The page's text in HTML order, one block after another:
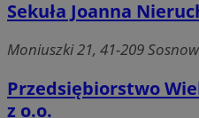
Sekuła Joanna
Moniuszki 21, 41-209
Przedsiębiorstwo
z o.o.